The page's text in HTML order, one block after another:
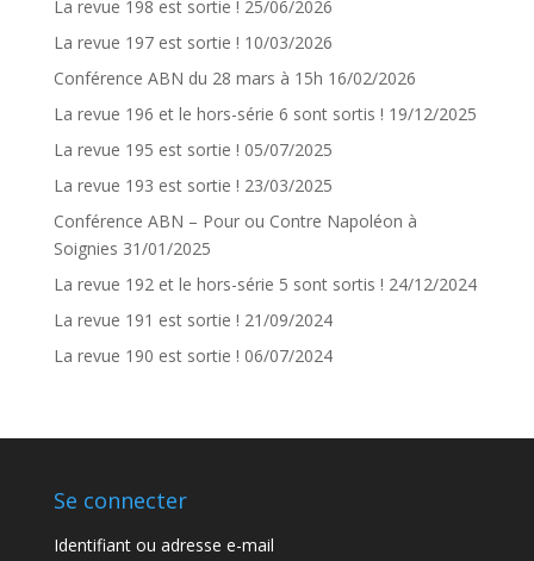
La revue 198 est sortie ! 25/06/2026
La revue 197 est sortie ! 10/03/2026
Conférence ABN du 28 mars à 15h 16/02/2026
La revue 196 et le hors-série 6 sont sortis ! 19/12/2025
La revue 195 est sortie ! 05/07/2025
La revue 193 est sortie ! 23/03/2025
Conférence ABN – Pour ou Contre Napoléon à
Soignies 31/01/2025
La revue 192 et le hors-série 5 sont sortis ! 24/12/2024
La revue 191 est sortie ! 21/09/2024
La revue 190 est sortie ! 06/07/2024
Se connecter
Identifiant ou adresse e-mail